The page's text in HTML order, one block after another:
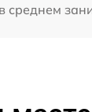
среднем